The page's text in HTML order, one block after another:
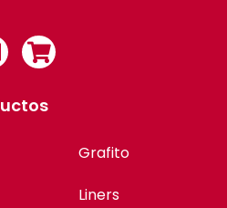
Grafito
Liners